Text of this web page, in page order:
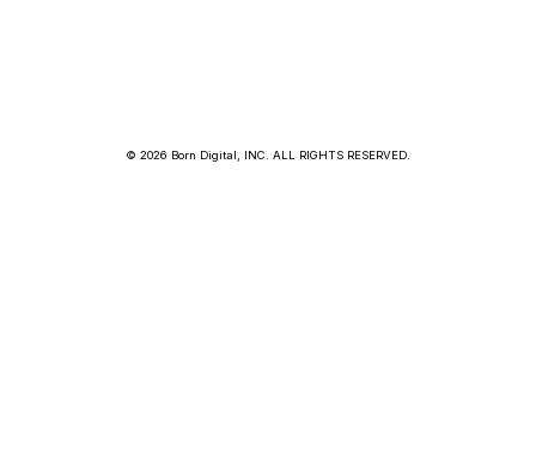
© 2026 Born Digital, INC. ALL RIGHTS RESERVED.